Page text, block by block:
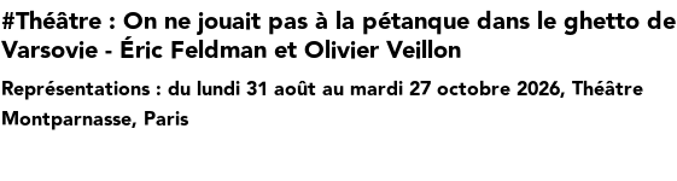
#Théâtre : On ne jouait pas à la pétanque dans le ghetto de
Varsovie - Éric Feldman et Olivier Veillon
Représentations : du lundi 31 août au mardi 27 octobre 2026, Théâtre
Montparnasse, Paris